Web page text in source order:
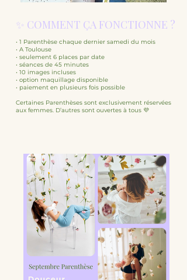
✨ COMMENT ÇA FONCTIONNE ?
• 1 Parenthèse chaque dernier samedi du mois
• A Toulouse
• seulement 6 places par date
• séances de 45 minutes
• 10 images incluses
• option maquillage disponible
• paiement en plusieurs fois possible
Certaines Parenthèses sont exclusivement réservées
aux femmes. D’autres sont ouvertes à tous 💜